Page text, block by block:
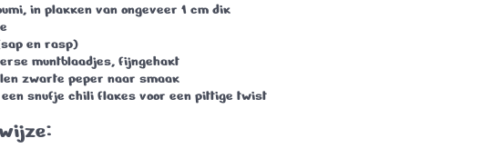
in plakken van ongeveer 1 cm dik
en rasp)
muntblaadjes, fijngehakt
zwarte peper naar smaak
een snufje chili flakes voor een pittige twist
: